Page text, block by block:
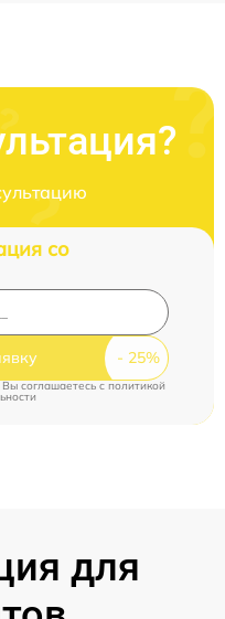
со
Вы соглашаетесь cполитикой
для